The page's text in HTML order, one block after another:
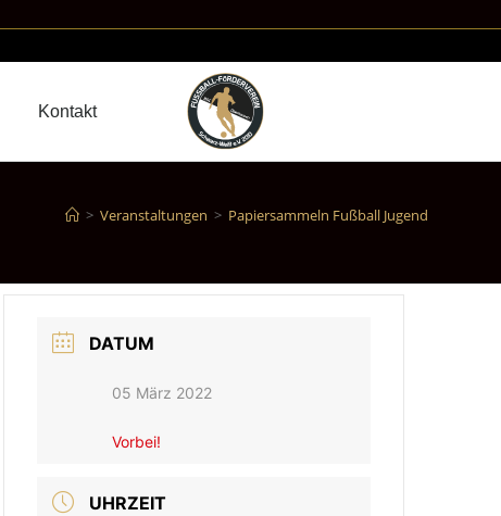
Kontakt
> Veranstaltungen > Papiersammeln Fußball Jugend
DATUM
05 März 2022
Vorbei!
UHRZEIT